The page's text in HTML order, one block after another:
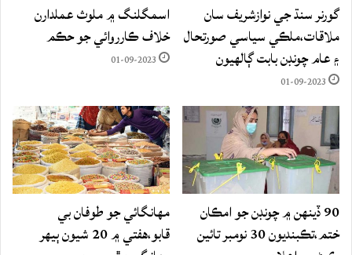
گورنر سنڌ جي نوازشريف سان
ملاقات،ملڪي سياسي صورتحال
۽ عام چونڊن بابت ڳالهيون
01-09-2023
اسمگلنگ ۾ ملوث عملدارن
خلاف ڪارروائي جو حڪم
01-09-2023
90 ڏينهن ۾ چونڊن جو امڪان
ختم،تڪبنديون 30 نومبر تائين
مهانگائي جو طوفان بي
قابو،هفتي ۾ 20 شيون ٻيهر